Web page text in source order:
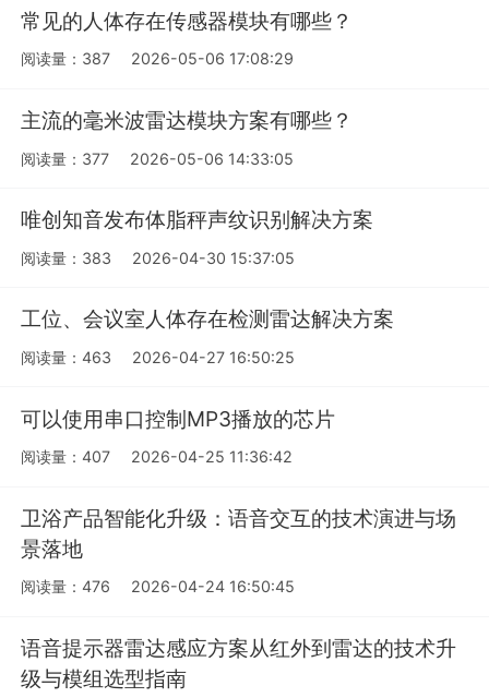
常见的人体存在传感器模块有哪些？
阅读量：387 2026-05-06 17:08:29
主流的毫米波雷达模块方案有哪些？
阅读量：377 2026-05-06 14:33:05
唯创知音发布体脂秤声纹识别解决方案
阅读量：383 2026-04-30 15:37:05
工位、会议室人体存在检测雷达解决方案
阅读量：463 2026-04-27 16:50:25
可以使用串口控制MP3播放的芯片
阅读量：407 2026-04-25 11:36:42
卫浴产品智能化升级：语音交互的技术演进与场
景落地
阅读量：476 2026-04-24 16:50:45
语音提示器雷达感应方案从红外到雷达的技术升
级与模组选型指南